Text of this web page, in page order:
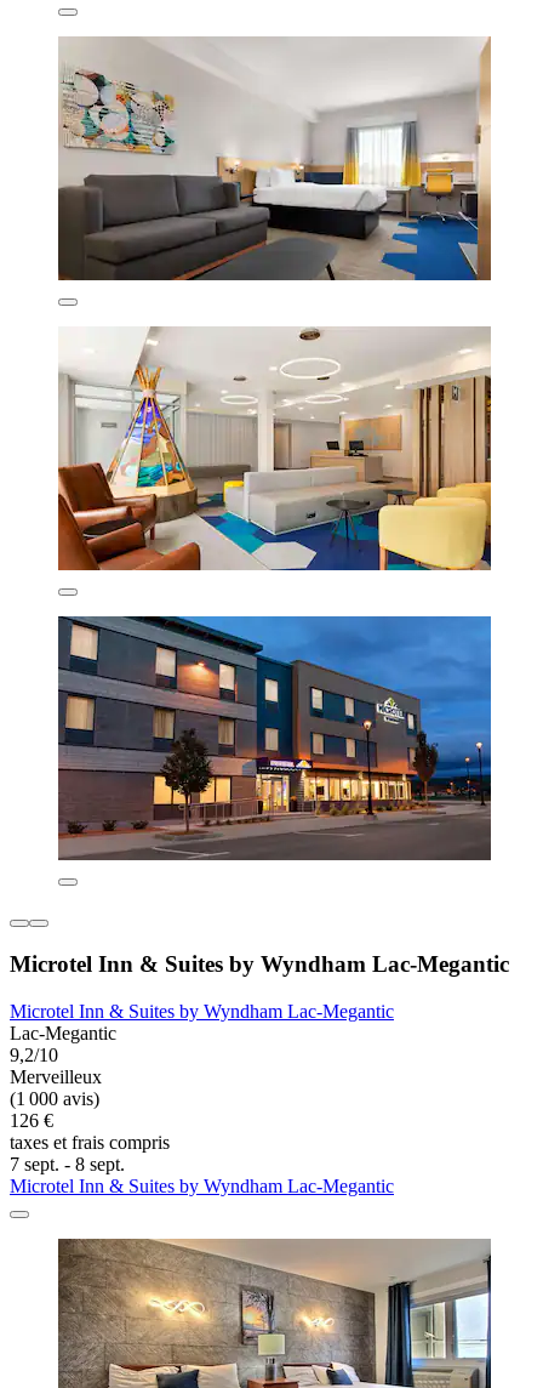
Microtel Inn & Suites by Wyndham Lac-Megantic
Microtel Inn & Suites by Wyndham Lac-Megantic
Lac-Megantic
9,2/10
Merveilleux
(1 000 avis)
126 €
taxes et frais compris
7 sept. - 8 sept.
Microtel Inn & Suites by Wyndham Lac-Megantic